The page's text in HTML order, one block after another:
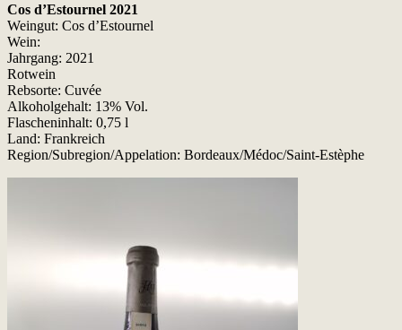
Cos d’Estournel 2021
Weingut: Cos d’Estournel
Wein:
Jahrgang: 2021
Rotwein
Rebsorte: Cuvée
Alkoholgehalt: 13% Vol.
Flascheninhalt: 0,75 l
Land: Frankreich
Region/Subregion/Appelation: Bordeaux/Médoc/Saint-Estèphe